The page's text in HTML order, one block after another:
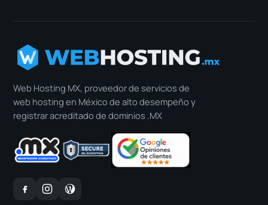
Web Hosting MX, proveedor de servicios de
web hosting en México de alto desempeño y
registrar acreditado de dominios .MX